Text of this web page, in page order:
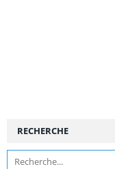
RECHERCHE